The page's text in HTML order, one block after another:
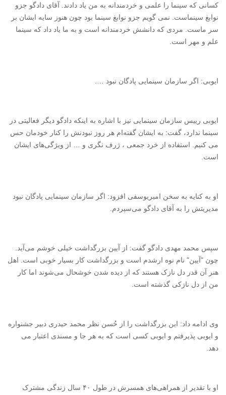
کسانی که سینما را علمی و خردمندانه به من یاد دادند. آقای دادگو جزو
نوابغ سینماست. نمی گویم جزو نوابغ سینما بود چون هنوز سایه ایشان بر
سر ماست. مردی که دانشش خردمندانه است و به ما یاد داد که سینما
علم و مهر است.
ایوبی: اگر سازمان سینمایی پادگان نبود ….
ایوبی رییس سازمان سینمایی نیز با اشاره به اینکه دادگو دیگر فعالیتی در
سینما ندارد، گفت: به ایشان گفته‌ام هر روز نبودنش را کنار خودمان حس
می کنیم. استفاده از خرد جمعی ، ژرف نگری و … از ویژگی‌های ایشان
است.
او به کنایه به سخن امیریوسفی افزود: اگر سازمان سینمایی پادگان نبود
مدیریتش را به آقای دادگو می‌سپردم.
سپس محمد مهدی دادگو گفت: از آیین بزرگداشت خیلی خوشم می‌آید.
چون "آیین" نام نوه ارشدم است و بزرگداشت کار بسیار خوبی است. اهل
هنر آن قدر دل نازک هستند که از دیده شدن خوشحال می‌شوند اما کار
من از دل نازکی گذشته است.
وی ادامه داد:‌ این بزرگداشت را از حُسن نظر محمد حیدری دبیر جشنواره
و ایوبی پذیرفتم و ایوبی کسی است که به هر جا و مسندی اعتبار می
دهد.
او با تقدیر از همراهی‌های همسرش در طول ۴۰ سال زندگی مشترک